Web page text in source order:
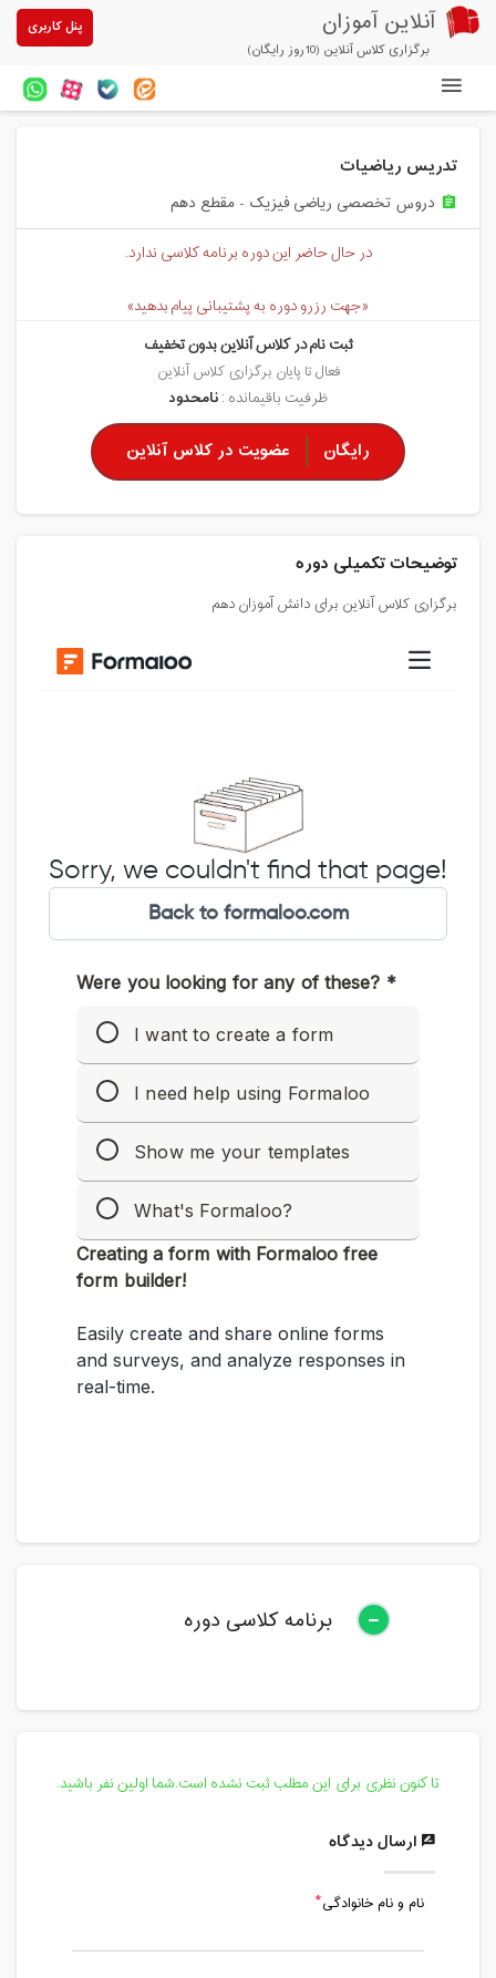
آنلاین آموزان
برگزاری کلاس آنلاین (10روز رایگان)
پنل کاربری
مقالات آنلاین آموزان
خرید سرویس کلاس آنلاین
پیشنهادهای ویژه
تخفیفهای مشارکتی
درباره ما
تدریس ریاضیات
assignment دروس تخصصی ریاضی فیزیک - مقطع دهم
در حال حاضر این دوره برنامه کلاسی ندارد.
«جهت رزرو دوره به پشتیبانی پیام بدهید»
ثبت نام در کلاس آنلاین بدون تخفیف
فعال تا پایان برگزاری کلاس آنلاین
ظرفیت باقیمانده :نامحدود
رایگان عضویت در کلاس آنلاین
توضیحات تکمیلی دوره
برگزاری کلاس آنلاین برای دانش آموزان دهم
برنامه کلاسی دوره
تا کنون نظری برای این مطلب ثبت نشده است.شما اولین نفر باشید.
ارسال دیدگاه
نام و نام خانوادگی